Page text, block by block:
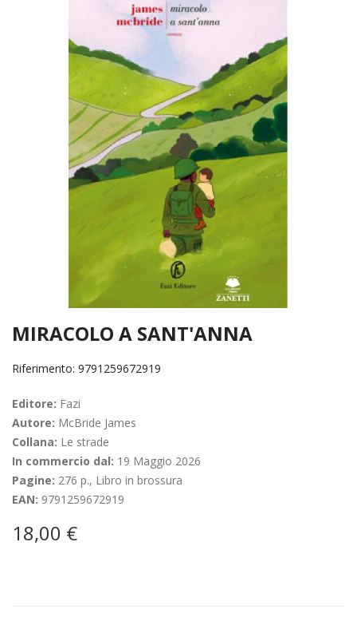
MIRACOLO A SANT'ANNA
Riferimento: 9791259672919
Editore: Fazi
Autore: McBride James
Collana: Le strade
In commercio dal: 19 Maggio 2026
Pagine: 276 p., Libro in brossura
EAN: 9791259672919
18,00 €